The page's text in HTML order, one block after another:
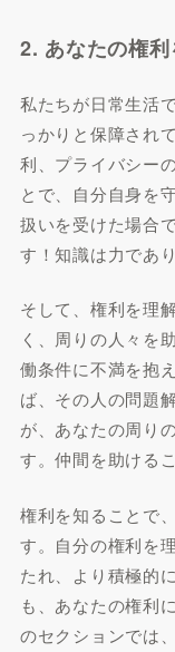
2. あなたの権
私たちが日常生活
っかりと保障され
利、プライバシー
とで、自分自身を
扱いを受けた場合
す！知識は力であ
そして、権利を理
く、周りの人々を
働条件に不満を抱
ば、その人の問題
が、あなたの周り
す。仲間を助ける
権利を知ることで
す。自分の権利を
たれ、より積極的
も、あなたの権利
のセクションでは